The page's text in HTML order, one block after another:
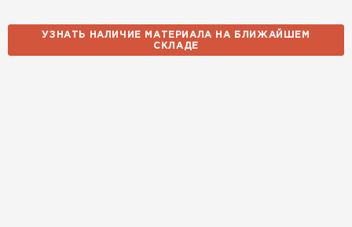
УЗНАТЬ НАЛИЧИЕ МАТЕРИАЛА НА БЛИЖАЙШЕМ
СКЛАДЕ